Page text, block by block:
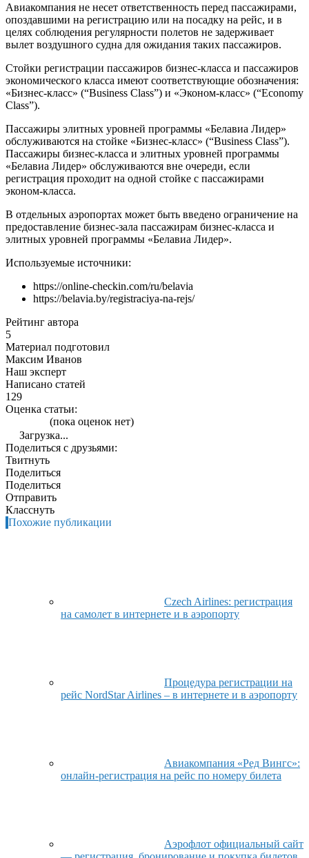
Авиакомпания не несет ответственность перед пассажирами,
опоздавшими на регистрацию или на посадку на рейс, и в
целях соблюдения регулярности полетов не задерживает
вылет воздушного судна для ожидания таких пассажиров.
Стойки регистрации пассажиров бизнес-класса и пассажиров
экономического класса имеют соответствующие обозначения:
«Бизнес-класс» (“Business Class”) и «Эконом-класс» (“Economy
Class”).
Пассажиры элитных уровней программы «Белавиа Лидер»
обслуживаются на стойке «Бизнес-класс» (“Business Class”).
Пассажиры бизнес-класса и элитных уровней программы
«Белавиа Лидер» обслуживаются вне очереди, если
регистрация проходит на одной стойке с пассажирами
эконом-класса.
В отдельных аэропортах может быть введено ограничение на
предоставление бизнес-зала пассажирам бизнес-класса и
элитных уровней программы «Белавиа Лидер».
Используемые источники:
https://online-checkin.com/ru/belavia
https://belavia.by/registraciya-na-rejs/
Рейтинг автора
5
Материал подготовил
Максим Иванов
Наш эксперт
Написано статей
129
Оценка статьи:
(пока оценок нет)
Загрузка...
Поделиться с друзьями:
Твитнуть
Поделиться
Поделиться
Отправить
Класснуть
Похожие публикации
Czech Airlines: регистрация
на самолет в интернете и в аэропорту
Процедура регистрации на
рейс NordStar Airlines – в интернете и в аэропорту
Авиакомпания «Ред Вингс»:
онлайн-регистрация на рейс по номеру билета
Аэрофлот официальный сайт